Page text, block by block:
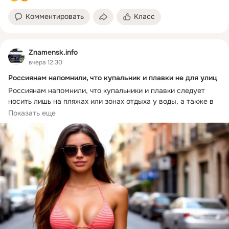
Комментировать Класс
Znamensk.info
вчера 12:30
Россиянам напомнили, что купальник и плавки не для улиц
Россиянам напомнили, что купальники и плавки следует
носить лишь на пляжах или зонах отдыха у воды, а также в
местах, где разрешается загорать. Появление на улице в
столь минималистичном «наряде», а также в магазине или
общественном транспорте грозит штрафом. Согласно букве
закона, такой вид может оскорблять человеческое
достоинство.
В комментарии руководитель коллегии адвокатов, доцент
кафедры правового регулирования бизнеса и гражданского
судопроизводства университета Евгения Мазка сообщила,
что ст.20.1 КоАП России предусматривает ответственность
за мелкое хулиганство, в том числе за «нарушение
общественного порядка, выражающее явное
Показать еще